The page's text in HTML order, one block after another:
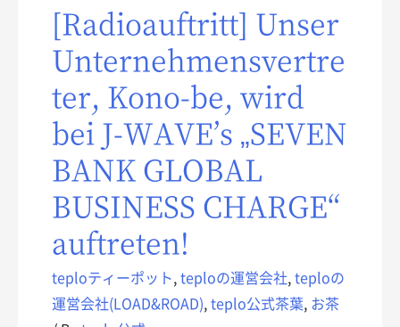
[Radioauftritt] Unser
Unternehmensvertre
ter, Kono-be, wird
bei J-WAVE’s „SEVEN
BANK GLOBAL
BUSINESS CHARGE“
auftreten!
teploティーポット,teploの運営会社,teploの
運営会社(LOAD&ROAD),teplo公式茶葉, お茶